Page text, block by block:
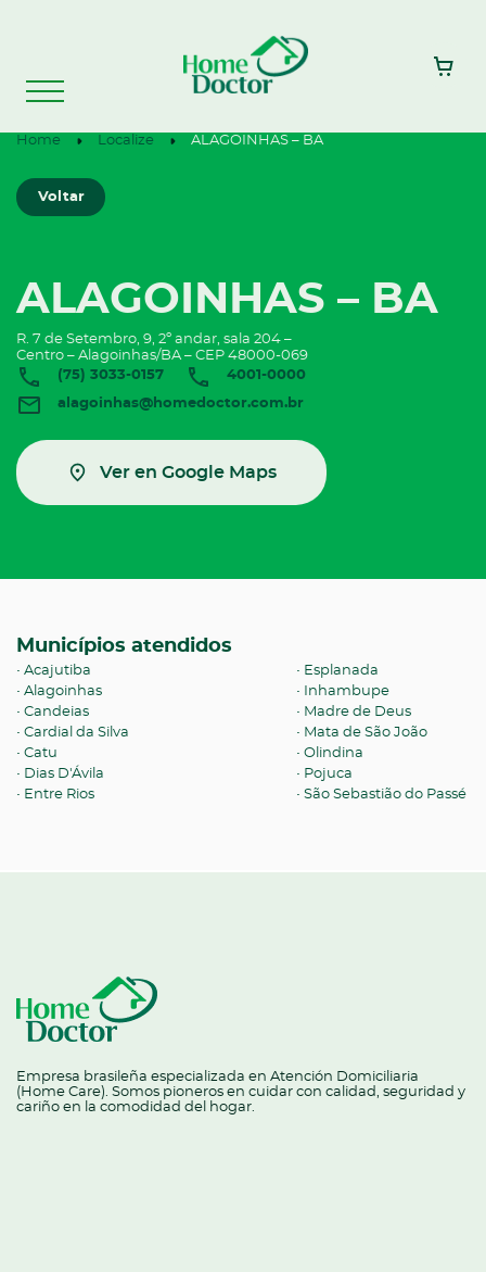
Home Localize ALAGOINHAS – BA
Voltar
ALAGOINHAS – BA
R. 7 de Setembro, 9, 2º andar, sala 204 –
Centro – Alagoinhas/BA – CEP 48000-069
(75) 3033-0157
4001-0000
alagoinhas@homedoctor.com.br
Ver en Google Maps
Municípios atendidos
Acajutiba
Alagoinhas
Candeias
Cardial da Silva
Catu
Dias D'Ávila
Entre Rios
Esplanada
Inhambupe
Madre de Deus
Mata de São João
Olindina
Pojuca
São Sebastião do Passé
Empresa brasileña especializada en Atención Domiciliaria
(Home Care). Somos pioneros en cuidar con calidad, seguridad y
cariño en la comodidad del hogar.